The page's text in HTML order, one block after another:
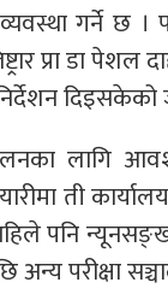
गर्ने छ ।
प्रा डा
दिइसकेको
लागि
ती
पनि
परीक्षा